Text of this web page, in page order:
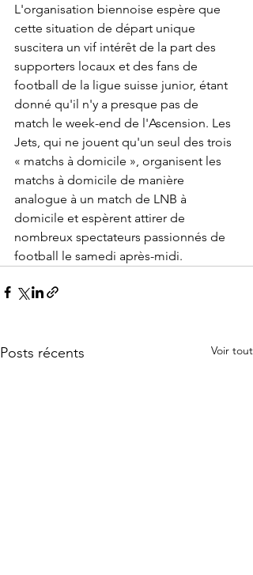
L'organisation biennoise espère que
cette situation de départ unique
suscitera un vif intérêt de la part des
supporters locaux et des fans de
football de la ligue suisse junior, étant
donné qu'il n'y a presque pas de
match le week-end de l'Ascension. Les
Jets, qui ne jouent qu'un seul des trois
« matchs à domicile », organisent les
matchs à domicile de manière
analogue à un match de LNB à
domicile et espèrent attirer de
nombreux spectateurs passionnés de
football le samedi après-midi.
Posts récents Voir tout